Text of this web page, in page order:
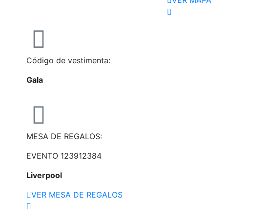
Código de vestimenta:
Gala
MESA DE REGALOS:
EVENTO 123912384
Liverpool
VER MESA DE REGALOS